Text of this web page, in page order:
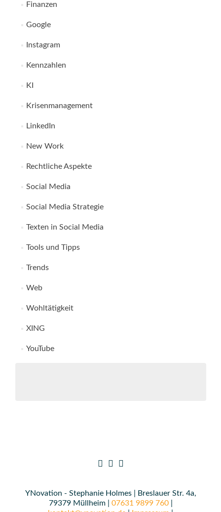
Finanzen
Google
Instagram
Kennzahlen
KI
Krisenmanagement
LinkedIn
New Work
Rechtliche Aspekte
Social Media
Social Media Strategie
Texten in Social Media
Tools und Tipps
Trends
Web
Wohltätigkeit
XING
YouTube
YNovation - Stephanie Holmes | Breslauer Str. 4a,
79379 Müllheim | 07631 9899 760|